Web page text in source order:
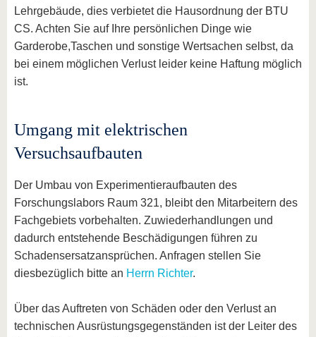
Lehrgebäude, dies verbietet die Hausordnung der BTU
CS. Achten Sie auf Ihre persönlichen Dinge wie
Garderobe,Taschen und sonstige Wertsachen selbst, da
bei einem möglichen Verlust leider keine Haftung möglich
ist.
Umgang mit elektrischen
Versuchsaufbauten
Der Umbau von Experimentieraufbauten des
Forschungslabors Raum 321, bleibt den Mitarbeitern des
Fachgebiets vorbehalten. Zuwiederhandlungen und
dadurch entstehende Beschädigungen führen zu
Schadensersatzansprüchen. Anfragen stellen Sie
diesbezüglich bitte an Herrn Richter.
Über das Auftreten von Schäden oder den Verlust an
technischen Ausrüstungsgegenständen ist der Leiter des